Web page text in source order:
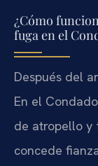
¿Cómo
fuga en el
Después del
En el
de atropello y
concede